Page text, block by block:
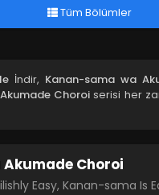
Tüm Bölümler
İndir, Kanan-sama wa
Choroi serisi her
Choroi
Easy, Kanan-sama Is